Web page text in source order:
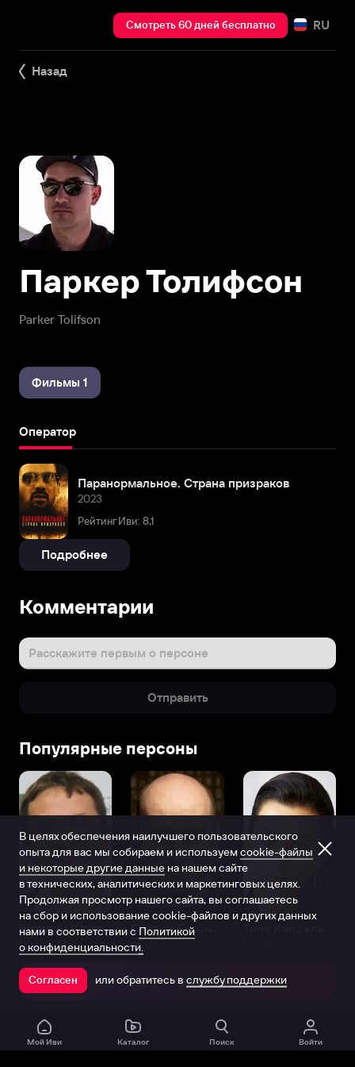
Смотреть 60 дней бесплатно RU
Назад
Parker Tolifson
Паркер Толифсон
Фильмы 1
Оператор
Паранормальное. Страна призраков
2023
Рейтинг Иви: 8,1
Подробнее
Комментарии
Расскажите первым о персоне
Отправить
Популярные персоны
Виталий Шляппо
Продюсер Актёр дубляжа
Открыть в приложении
Мой Иви Каталог Поиск Войти
В целях обеспечения наилучшего пользовательского
опыта для вас мы собираем и используем cookie-файлы
и некоторые другие данные на нашем сайте
в технических, аналитических и маркетинговых целях.
Продолжая просмотр нашего сайта, вы соглашаетесь
на сбор и использование cookie-файлов и других данных
нами в соответствии с Политикой
о конфиденциальности.
Согласен или обратитесь в службу поддержки